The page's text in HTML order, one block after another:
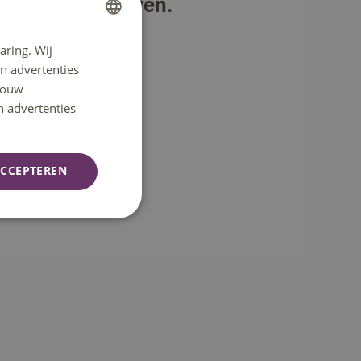
Eindhoven.
ENGLISH
Wij
advertenties
advertenties